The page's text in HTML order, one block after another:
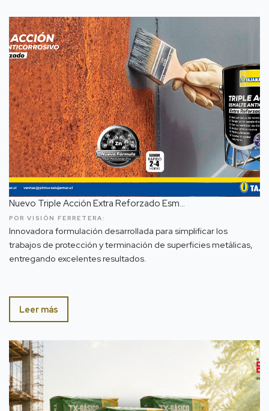
Nuevo Triple Acción Extra Reforzado Esm...
POR VISIÓN FERRETERA:
Innovadora formulación desarrollada para simplificar los
trabajos de protección y terminación de superficies metálicas,
entregando excelentes resultados.
Leer más